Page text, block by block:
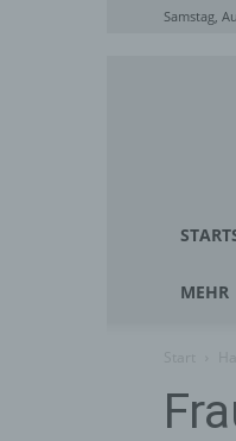
Samstag,
MEHR